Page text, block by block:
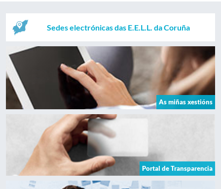
Sedes electrónicas das E.E.L.L. da Coruña
As miñas xestións
Portal de Transparencia